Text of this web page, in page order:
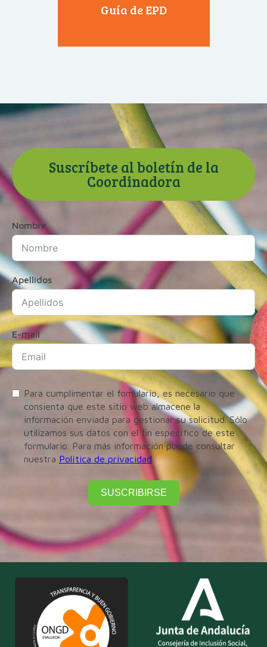
Guía de EPD
Suscríbete al boletín de la
Coordinadora
Nombre
Apellidos
E-mail
Para cumplimentar el fomulario, es necesario que
consienta que este sitio web almacene la
información enviada para gestionar su solicitud. Sólo
utilizamos sus datos con el fin específico de este
formulario. Para más información puede consultar
nuestra Política de privacidad
SUSCRIBIRSE